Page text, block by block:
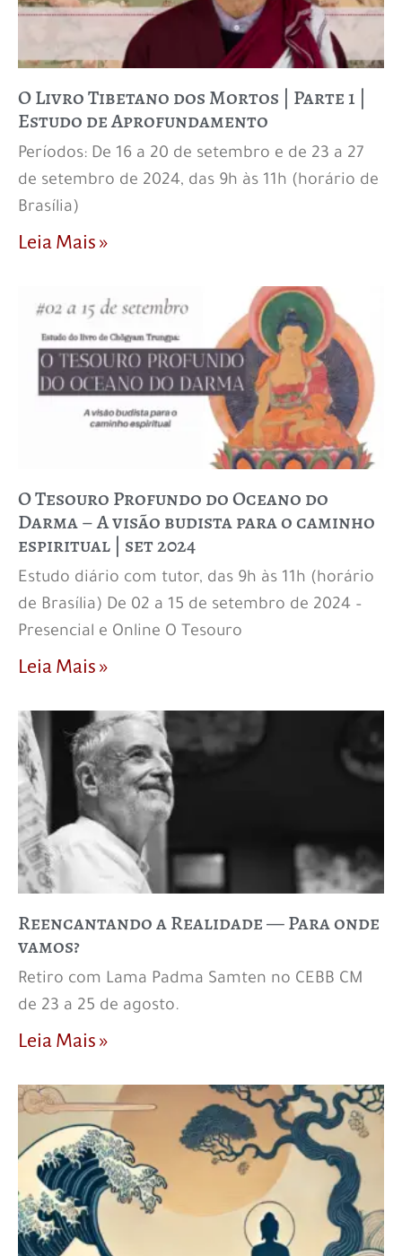
O Livro Tibetano dos Mortos | Parte 1 |
Estudo de Aprofundamento
Períodos: De 16 a 20 de setembro e de 23 a 27
de setembro de 2024, das 9h às 11h (horário de
Brasília)
Leia Mais »
O Tesouro Profundo do Oceano do
Darma – A visão budista para o caminho
espiritual | set 2024
Estudo diário com tutor, das 9h às 11h (horário
de Brasília) De 02 a 15 de setembro de 2024 –
Presencial e Online O Tesouro
Leia Mais »
Reencantando a Realidade — Para onde
vamos?
Retiro com Lama Padma Samten no CEBB CM
de 23 a 25 de agosto.
Leia Mais »